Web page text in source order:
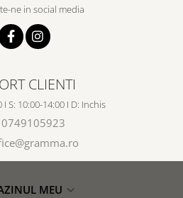
ne in social media
CLIENTI
I S: 10:00-14:00 I D: Inchis
0749105923
MEU